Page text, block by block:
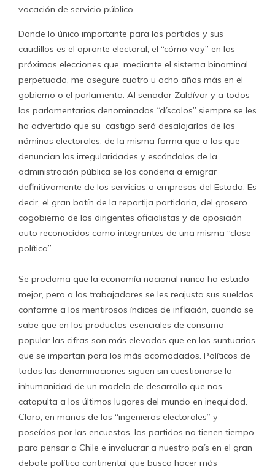
vocación de servicio público.
Donde lo único importante para los partidos y sus
caudillos es el apronte electoral, el “cómo voy” en las
próximas elecciones que, mediante el sistema binominal
perpetuado, me asegure cuatro u ocho años más en el
gobierno o el parlamento. Al senador Zaldívar y a todos
los parlamentarios denominados “díscolos” siempre se les
ha advertido que su castigo será desalojarlos de las
nóminas electorales, de la misma forma que a los que
denuncian las irregularidades y escándalos de la
administración pública se los condena a emigrar
definitivamente de los servicios o empresas del Estado. Es
decir, el gran botín de la repartija partidaria, del grosero
cogobierno de los dirigentes oficialistas y de oposición
auto reconocidos como integrantes de una misma “clase
política”.
Se proclama que la economía nacional nunca ha estado
mejor, pero a los trabajadores se les reajusta sus sueldos
conforme a los mentirosos índices de inflación, cuando se
sabe que en los productos esenciales de consumo
popular las cifras son más elevadas que en los suntuarios
que se importan para los más acomodados. Políticos de
todas las denominaciones siguen sin cuestionarse la
inhumanidad de un modelo de desarrollo que nos
catapulta a los últimos lugares del mundo en inequidad.
Claro, en manos de los “ingenieros electorales” y
poseídos por las encuestas, los partidos no tienen tiempo
para pensar a Chile e involucrar a nuestro país en el gran
debate político continental que busca hacer más